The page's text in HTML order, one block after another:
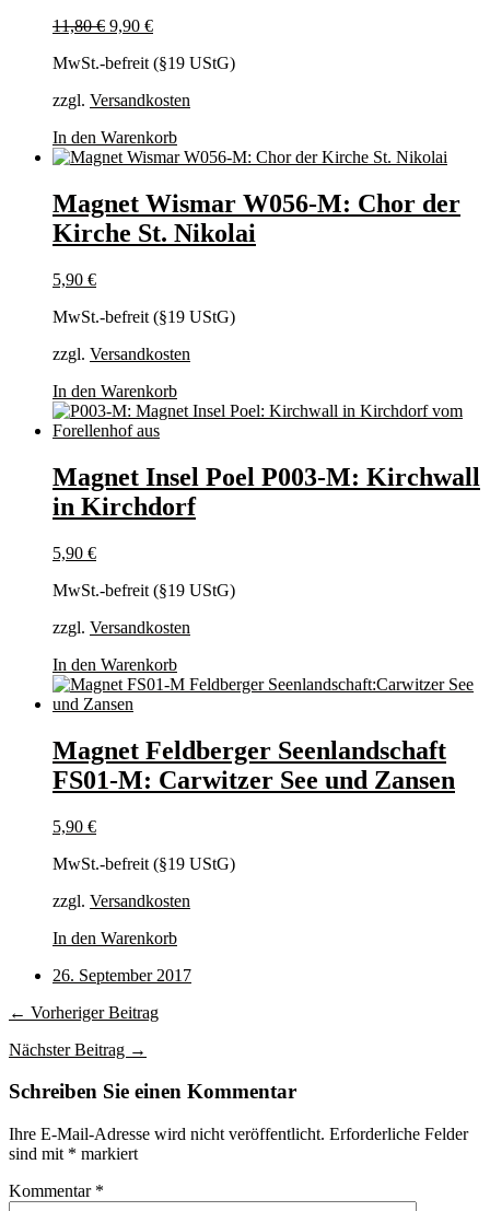
11,80€ Ursprünglicher
war:
9,90 €Aktueller
ist:
MwSt.-befreit (§19 UStG)
zzgl. Versandkosten
In den Warenkorb
Magnet Wismar W056-M: Chor der
Kirche St. Nikolai
5,90 €
MwSt.-befreit (§19 UStG)
zzgl. Versandkosten
In den Warenkorb
Magnet Insel Poel P003-M: Kirchwall
in Kirchdorf
5,90 €
MwSt.-befreit (§19 UStG)
zzgl. Versandkosten
In den Warenkorb
Magnet Feldberger Seenlandschaft
FS01-M: Carwitzer See und Zansen
5,90 €
MwSt.-befreit (§19 UStG)
zzgl. Versandkosten
In den Warenkorb
26. September 2017
← Vorheriger Beitrag
Nächster Beitrag →
Schreiben Sie einen Kommentar
Ihre E-Mail-Adresse wird nicht veröffentlicht. Erforderliche Felder
sind mit * markiert
Kommentar *